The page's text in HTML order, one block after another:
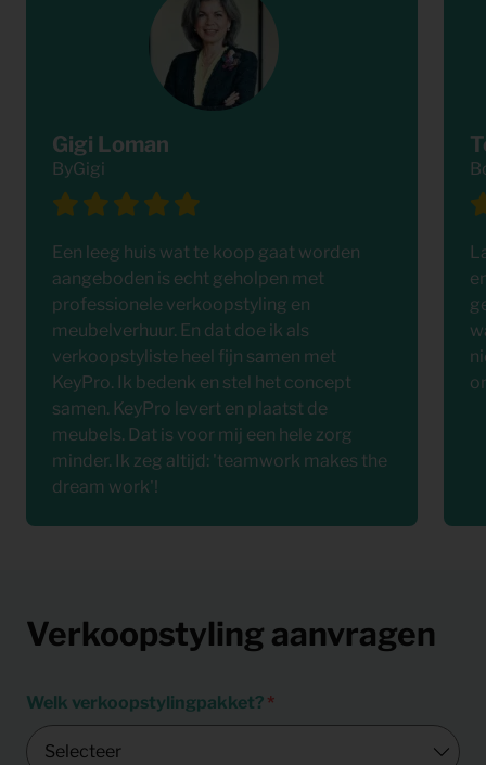
Gigi Loman
ByGigi
Een leeg huis wat te koop gaat worden
aangeboden is echt geholpen met
professionele verkoopstyling en
meubelverhuur. En dat doe ik als
verkoopstyliste heel fijn samen met
KeyPro. Ik bedenk en stel het concept
samen. KeyPro levert en plaatst de
meubels. Dat is voor mij een hele zorg
minder. Ik zeg altijd: 'teamwork makes the
dream work'!
Verkoopstyling aanvragen
Welk verkoopstylingpakket?